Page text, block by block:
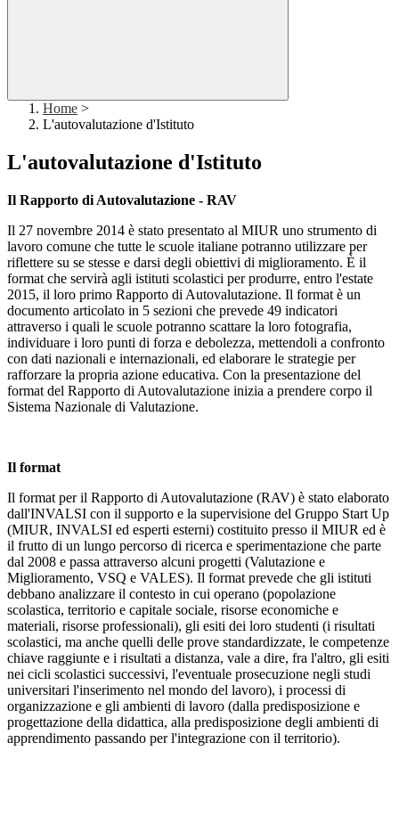
Home >
L'autovalutazione d'Istituto
L'autovalutazione d'Istituto
Il Rapporto di Autovalutazione - RAV
Il 27 novembre 2014 è stato presentato al MIUR uno strumento di
lavoro comune che tutte le scuole italiane potranno utilizzare per
riflettere su se stesse e darsi degli obiettivi di miglioramento. È il
format che servirà agli istituti scolastici per produrre, entro l'estate
2015, il loro primo Rapporto di Autovalutazione. Il format è un
documento articolato in 5 sezioni che prevede 49 indicatori
attraverso i quali le scuole potranno scattare la loro fotografia,
individuare i loro punti di forza e debolezza, mettendoli a confronto
con dati nazionali e internazionali, ed elaborare le strategie per
rafforzare la propria azione educativa. Con la presentazione del
format del Rapporto di Autovalutazione inizia a prendere corpo il
Sistema Nazionale di Valutazione.
Il format
Il format per il Rapporto di Autovalutazione (RAV) è stato elaborato
dall'INVALSI con il supporto e la supervisione del Gruppo Start Up
(MIUR, INVALSI ed esperti esterni) costituito presso il MIUR ed è
il frutto di un lungo percorso di ricerca e sperimentazione che parte
dal 2008 e passa attraverso alcuni progetti (Valutazione e
Miglioramento, VSQ e VALES). Il format prevede che gli istituti
debbano analizzare il contesto in cui operano (popolazione
scolastica, territorio e capitale sociale, risorse economiche e
materiali, risorse professionali), gli esiti dei loro studenti (i risultati
scolastici, ma anche quelli delle prove standardizzate, le competenze
chiave raggiunte e i risultati a distanza, vale a dire, fra l'altro, gli esiti
nei cicli scolastici successivi, l'eventuale prosecuzione negli studi
universitari l'inserimento nel mondo del lavoro), i processi di
organizzazione e gli ambienti di lavoro (dalla predisposizione e
progettazione della didattica, alla predisposizione degli ambienti di
apprendimento passando per l'integrazione con il territorio).